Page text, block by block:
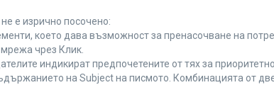
е изрично посочено:
което дава възможност за пренасочване на
чрез Клик.
индикират предпочетените от тях за
на Subject на писмото. Комбинацията от